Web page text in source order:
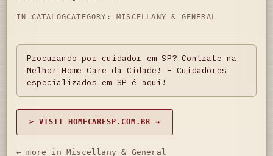
IN CATALOGCATEGORY: MISCELLANY & GENERAL
Procurando por cuidador em SP? Contrate na
Melhor Home Care da Cidade! – Cuidadores
especializados em SP é aqui!
> VISIT HOMECARESP.COM.BR →
← more in Miscellany & General